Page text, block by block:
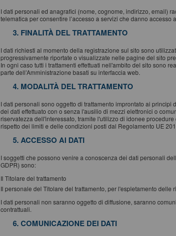
I dati personali ed anagrafici (nome, cognome, indirizzo, email)
telematica per consentire l’accesso a servizi che danno
3. FINALITÀ DEL TRATTAMENTO
I dati richiesti al momento della registrazione sul sito sono
progressivamente riportate o visualizzate nelle pagine del sito
In ogni caso tutti i trattamenti effettuati nell'ambito del sito sono
parte dell’Amministrazione basati su interfaccia web.
4. MODALITÀ DEL TRATTAMENTO
I dati personali sono oggetto di trattamento improntato ai
dei dati effettuato con o senza l'ausilio di mezzi elettronici o
riservatezza dell'interessato, tramite l'utilizzo di idonee
rispetto dei limiti e delle condizioni posti dal Regolamento UE
5. ACCESSO AI DATI
I soggetti che possono venire a conoscenza dei dati personali
GDPR) sono:
Il Titolare del trattamento
Il personale del Titolare del trattamento, per l'espletamento delle
I dati personali non saranno oggetto di diffusione, saranno
contrattuali.
6. COMUNICAZIONE DEI DATI